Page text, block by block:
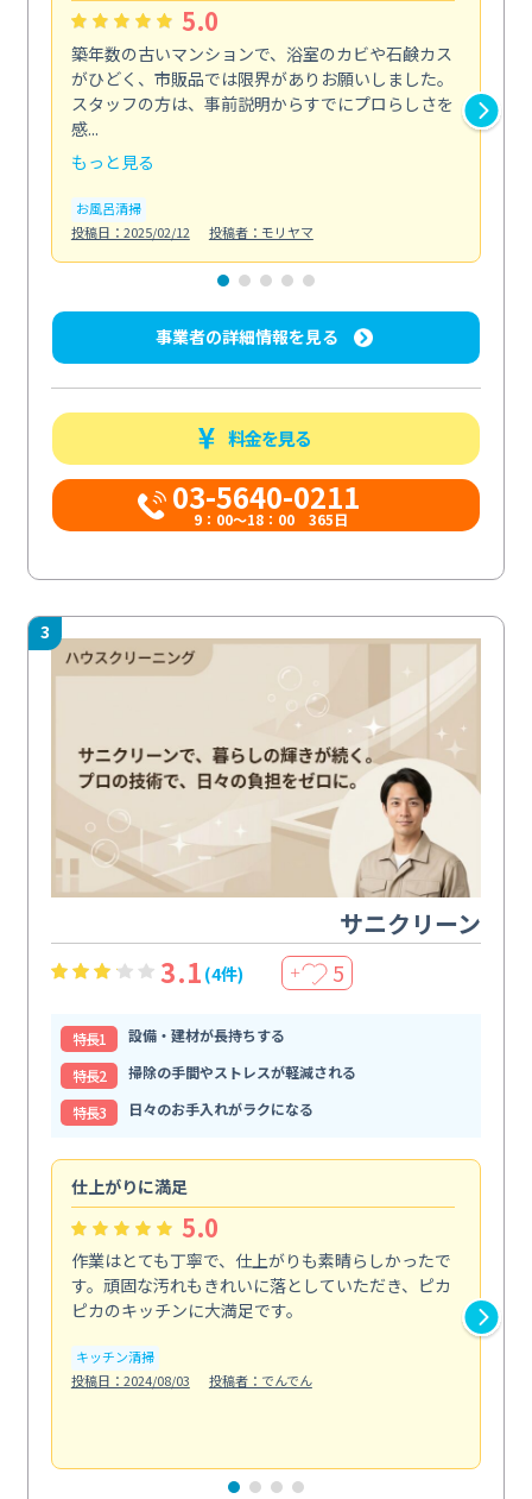
5.0
築年数の古いマンションで、浴室のカビや石鹸カス
がひどく、市販品では限界がありお願いしました。
スタッフの方は、事前説明からすでにプロらしさを
感...
もっと見る
お風呂清掃
投稿日：2025/02/12
投稿者：モリヤマ
事業者の詳細情報を見る
料金を見る
03-5640-0211
9：00～18：00 365日
3
サニクリーン
3.1 (4件) ＋ 5
特⻑1
設備・建材が長持ちする
特⻑2
掃除の手間やストレスが軽減される
特⻑3
日々のお手入れがラクになる
仕上がりに満足
5.0
作業はとても丁寧で、仕上がりも素晴らしかったで
す。頑固な汚れもきれいに落としていただき、ピカ
ピカのキッチンに大満足です。
キッチン清掃
投稿日：2024/08/03
投稿者：でんでん